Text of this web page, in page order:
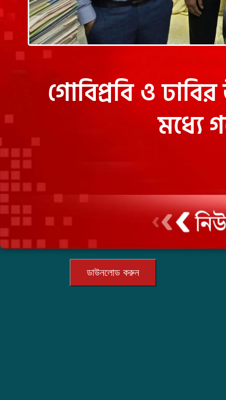
গোবিপ্রবি ও
মধ্যে
ডাউনলোড করুন